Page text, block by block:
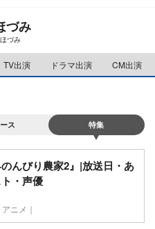
づみ
づみ
TV出演 ドラマ出演 CM出演
ス 特集
んびり農家2』|放送日・あ
・声優
アニメ｜